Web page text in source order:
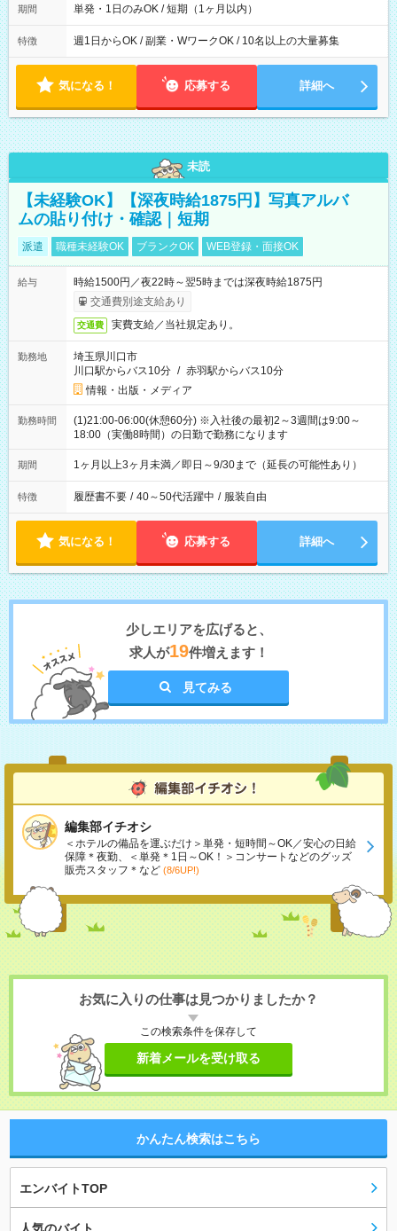
期間 単発・1日のみOK / 短期（1ヶ月以内）
特徴 週1日からOK / 副業・WワークOK / 10名以上の大量募集
気になる！ 応募する 詳細へ
未読
【未経験OK】【深夜時給1875円】写真アルバ
ムの貼り付け・確認｜短期
派遣 職種未経験OK ブランクOK WEB登録・面接OK
給与
時給1500円／夜22時～翌5時までは深夜時給1875円
交通費別途支給あり
交通費 実費支給／当社規定あり。
勤務地
埼玉県川口市
川口駅からバス10分 / 赤羽駅からバス10分
情報・出版・メディア
勤務時間
(1)21:00-06:00(休憩60分) ※入社後の最初2～3週間は9:00～
18:00（実働8時間）の日勤で勤務になります
期間 1ヶ月以上3ヶ月未満／即日～9/30まで（延長の可能性あり）
特徴 履歴書不要 / 40～50代活躍中 / 服装自由
気になる！ 応募する 詳細へ
少しエリアを広げると、
求人が19件増えます！
見てみる
編集部イチオシ
＜ホテルの備品を運ぶだけ＞単発・短時間～OK／安心の日給
保障＊夜勤、＜単発＊1日～OK！＞コンサートなどのグッズ
販売スタッフ＊など (8/6UP!)
お気に入りの仕事は見つかりましたか？
この検索条件を保存して
新着メールを受け取る
かんたん検索はこちら
エンバイトTOP